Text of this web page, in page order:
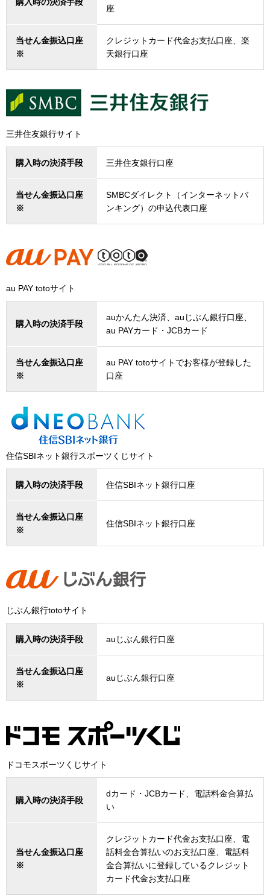
購入時の決済手段
座
当せん金振込口座
※
クレジットカード代金お支払口座、楽
天銀行口座
三井住友銀行サイト
購入時の決済手段 三井住友銀行口座
当せん金振込口座
※
SMBCダイレクト（インターネットバ
ンキング）の申込代表口座
au PAY totoサイト
購入時の決済手段
auかんたん決済、auじぶん銀行口座、
au PAYカード・JCBカード
当せん金振込口座
※
au PAY totoサイトでお客様が登録した
口座
住信SBIネット銀行スポーツくじサイト
購入時の決済手段 住信SBIネット銀行口座
当せん金振込口座
※
住信SBIネット銀行口座
じぶん銀行totoサイト
購入時の決済手段 auじぶん銀行口座
当せん金振込口座
※
auじぶん銀行口座
ドコモスポーツくじサイト
購入時の決済手段
dカード・JCBカード、電話料金合算払
い
当せん金振込口座
※
クレジットカード代金お支払口座、電
話料金合算払いのお支払口座、電話料
金合算払いに登録しているクレジット
カード代金お支払口座